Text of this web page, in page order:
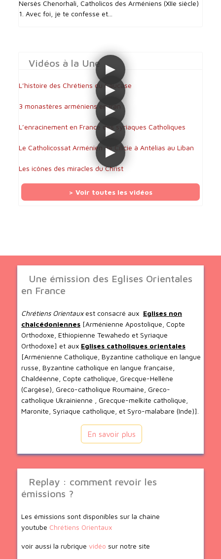
Nersès Chenorhali, Catholicos des Arméniens (XIIe siècle)
1. Avec foi, je te confesse et...
Vidéos à la Une
L’histoire des Chrétiens du Caucase
3 monastères arméniens en Iran
L’enracinement en France des syriaques Catholiques
Le Catholicossat Arménien de Cilicie à Antélias au Liban
Les icônes des miracles du Christ
> Voir toutes les vidéos
Une émission des Eglises Orientales
en France
Chrétiens Orientauxest consacré aux Eglises non
chalcédoniennes [Arménienne Apostolique, Copte
Orthodoxe, Ethiopienne Tewahedo et Syriaque
Orthodoxe] et aux Eglises catholiques orientales
[Arménienne Catholique, Byzantine catholique en langue
russe, Byzantine catholique en langue française,
Chaldéenne, Copte catholique, Grecque-Hellène
(Cargèse), Greco-catholique Roumaine, Greco-
catholique Ukrainienne , Grecque-melkite catholique,
Maronite, Syriaque catholique, et Syro-malabare (Inde)].
En savoir plus
Replay : comment revoir les
émissions ?
Les émissions sont disponibles sur la chaine
youtube Chrétiens Orientaux
voir aussi la rubrique vidéo sur notre site